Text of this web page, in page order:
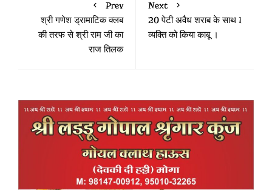
Prev
श्री गणेश ड्रामाटिक क्लब
की तरफ से श्री राम जी का
राज तिलक
Next
20 पेटी अवैध शराब के साथ 1
व्यक्ति को किया काबू ।